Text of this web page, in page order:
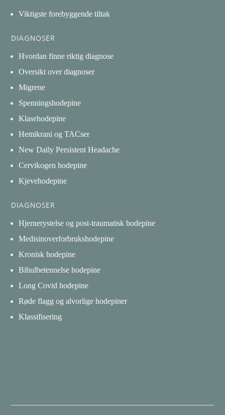
Viktigste forebyggende tiltak
DIAGNOSER
Hvordan finne riktig diagnose
Oversikt over diagnoser
Migrene
Spenningshodepine
Klasehodepine
Hemikrani og TACser
New Daily Persistent Headache
Cervikogen hodepine
Kjevehodepine
DIAGNOSER
Hjernerystelse og post-traumatisk hodepine
Medisinoverforbrukshodepine
Kronisk hodepine
Bihulbetennelse hodepine
Long Covid hodepine
Røde flagg og alvorlige hodepiner
Klassifisering